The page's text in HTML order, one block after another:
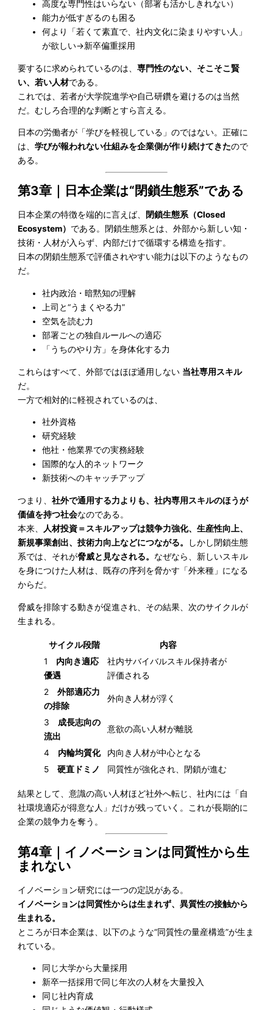
高度な専門性はいらない（部署も活かしきれない）
能力が低すぎるのも困る
何より「若くて素直で、社内文化に染まりやすい人」
が欲しい→新卒偏重採用
要するに求められているのは、専門性のない、そこそこ賢
い、若い人材である。
これでは、若者が大学院進学や自己研鑽を避けるのは当然
だ。むしろ合理的な判断とすら言える。
日本の労働者が「学びを軽視している」のではない。正確に
は、学びが報われない仕組みを企業側が作り続けてきたので
ある。
第3章｜日本企業は“閉鎖生態系”である
日本企業の特徴を端的に言えば、
閉鎖生態系（Closed
Ecosystem） である。閉鎖生態系とは、外部から新しい知・
技術・人材が入らず、内部だけで循環する構造を指す。
日本の閉鎖生態系で評価されやすい能力は以下のようなもの
だ。
社内政治・暗黙知の理解
上司と“うまくやる力”
空気を読む力
部署ごとの独自ルールへの適応
「うちのやり方」を身体化する力
これらはすべて、外部ではほぼ通用しない 当社専用スキル
だ。
一方で相対的に軽視されているのは、
社外資格
研究経験
他社・他業界での実務経験
国際的な人的ネットワーク
新技術へのキャッチアップ
つまり、社外で通用する力よりも、社内専用スキルのほうが
価値を持つ社会なのである。
本来、
人材投資＝スキルアップは競争力強化、生産性向上、
新規事業創出、技術力向上などにつながる。
しかし閉鎖生態
系では、それが脅威と見なされる。 なぜなら、新しいスキル
を身につけた人材は、既存の序列を脅かす「外来種」になる
からだ。
脅威を排除する動きが促進され、その結果、次のサイクルが
生まれる。
サイクル段階
内容
1 内向き適応
優遇
社内サバイバルスキル保持者が
評価される
2外部適応力
の排除
外向き人材が浮く
3成長志向の
流出
意欲の高い人材が離脱
4 内輪均質化
内向き人材が中心となる
5硬直ドミノ 同質性が強化され、閉鎖が進む
結果として、意識の高い人材ほど社外へ転じ、社内には「自
社環境適応が得意な人」だけが残っていく。これが長期的に
企業の競争力を奪う。
第4章｜イノベーションは同質性から生
まれない
イノベーション研究には一つの定説がある。
イノベーションは同質性からは生まれず、異質性の接触から
生まれる。
ところが日本企業は、以下のような“同質性の量産構造”が生ま
れている。
同じ大学から大量採用
新卒一括採用で同じ年次の人材を大量投入
同じ社内育成